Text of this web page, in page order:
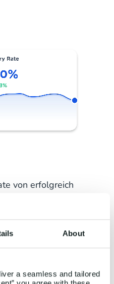
About
a seamless and tailored
von erfolgreich
Ebenfalls einsehbar in
Bedienerebene gibt
Gründe an, warum
wurden (*error
können die